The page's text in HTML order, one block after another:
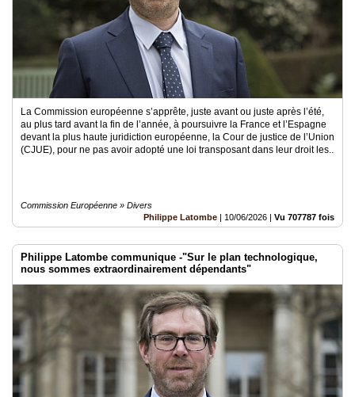
La Commission européenne s’apprête, juste avant ou juste après l’été,
au plus tard avant la fin de l’année, à poursuivre la France et l’Espagne
devant la plus haute juridiction européenne, la Cour de justice de l’Union
(CJUE), pour ne pas avoir adopté une loi transposant dans leur droit les..
Commission Européenne » Divers
Philippe Latombe | 10/06/2026 | Vu 707787 fois
Philippe Latombe communique -"Sur le plan technologique,
nous sommes extraordinairement dépendants"